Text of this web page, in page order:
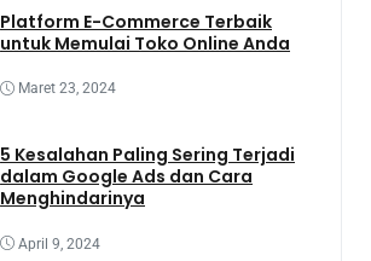
Platform E-Commerce Terbaik
untuk Memulai Toko Online Anda
Maret 23, 2024
5 Kesalahan Paling Sering Terjadi
dalam Google Ads dan Cara
Menghindarinya
April 9, 2024